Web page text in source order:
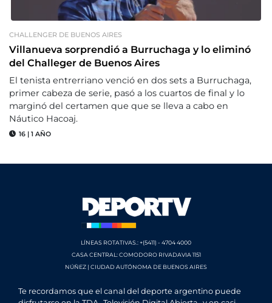
CHALLENGER DE BUENOS AIRES
Villanueva sorprendió a Burruchaga y lo eliminó
del Challeger de Buenos Aires
El tenista entrerriano venció en dos sets a Burruchaga,
primer cabeza de serie, pasó a los cuartos de final y lo
marginó del certamen que que se lleva a cabo en
Náutico Hacoaj.
16 | 1 AÑO
LÍNEAS ROTATIVAS.: +(5411) - 4704 4000
CASA CENTRAL: COMODORO RIVADAVIA 1151
NÚÑEZ | CIUDAD AUTÓNOMA DE BUENOS AIRES
Te recordamos que el canal del deporte argentino puede